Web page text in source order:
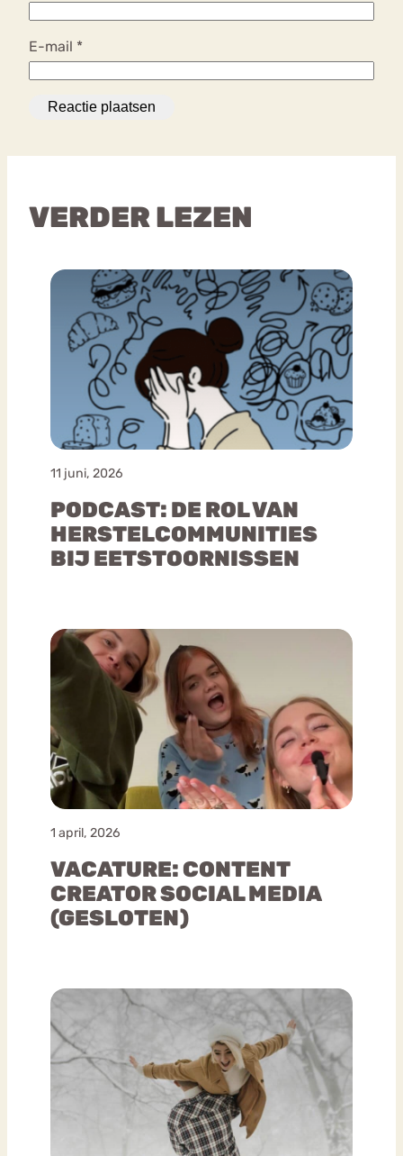
E-mail *
VERDER LEZEN
11 juni, 2026
PODCAST: DE ROL VAN
HERSTELCOMMUNITIES
BIJ EETSTOORNISSEN
1 april, 2026
VACATURE: CONTENT
CREATOR SOCIAL MEDIA
(GESLOTEN)